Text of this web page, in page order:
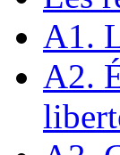
A1.
A2.